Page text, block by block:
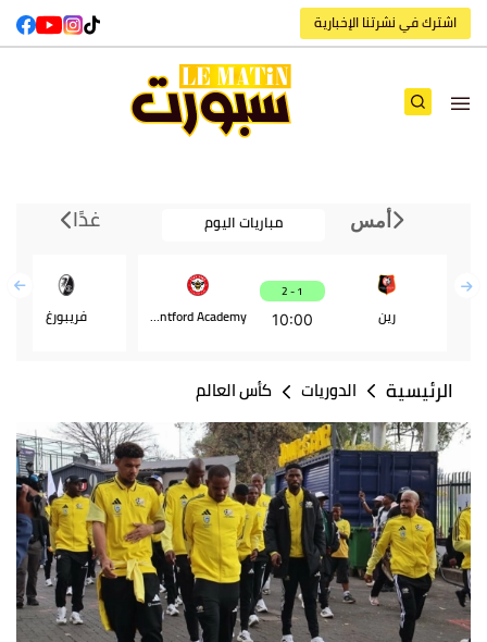
اشترك في نشرتنا الإخبارية
أمس مباريات اليوم غدًا
رين
1 - 2
10:00
Brentford Academy فريبورغ
الرئيسية الدوريات كأس العالم